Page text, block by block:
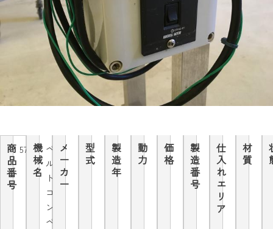
商
品
番
号
5772機
械
名
ベ
ル
ト
コ
ン
ベ
メ
ー
カ
ー
型
式
製
造
年
動
力
価
格
製
造
番
号
仕
入
れ
エ
リ
ア
材
質